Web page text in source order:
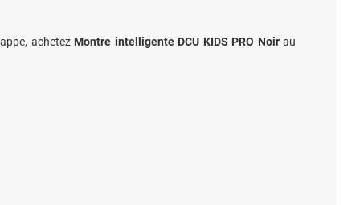
achetez Montre intelligente DCU KIDS PRO Noirau